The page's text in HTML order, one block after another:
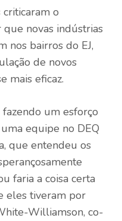
o
novas indústrias
nos bairros do EJ,
de novos
mais eficaz.
um esforço
equipe no DEQ
que entendeu os
faria a coisa certa
eles tiveram por
Williamson, co-